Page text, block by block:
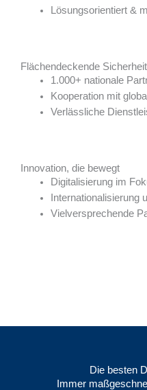
Lösungsorientiert &
Flächendeckende Sicherheit
1.000+ nationale
Kooperation mit
Verlässliche
Innovation, die bewegt
Digitalisierung im
Internationalisierung
Vielversprechende
Die besten
Immer